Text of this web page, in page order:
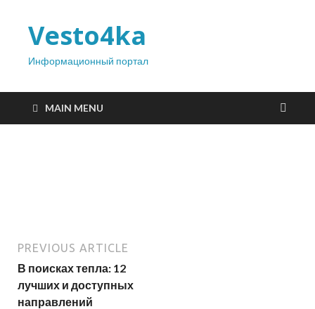
Vesto4ka
Информационный портал
MAIN MENU
PREVIOUS ARTICLE
В поисках тепла: 12
лучших и доступных
направлений